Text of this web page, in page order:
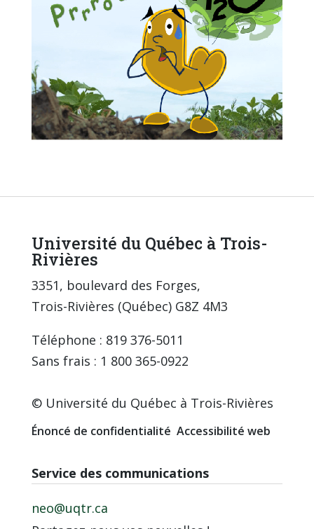
Université du Québec à Trois-
Rivières
3351, boulevard des Forges,
Trois-Rivières (Québec) G8Z 4M3
Téléphone : 819 376-5011
Sans frais : 1 800 365-0922
© Université du Québec à Trois-Rivières
Énoncé de confidentialité Accessibilité web
Service des communications
neo@uqtr.ca